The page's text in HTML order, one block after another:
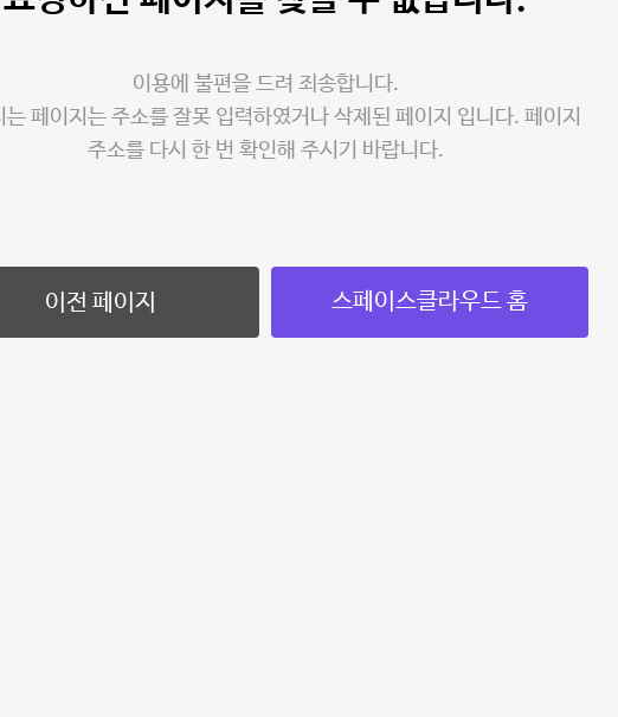
이용에 불편을 드려 죄송합니다.
는 페이지는 주소를 잘못 입력하였거나 삭제된 페이지 입니다. 페이지
주소를 다시 한 번 확인해 주시기 바랍니다.
이전 페이지 스페이스클라우드 홈